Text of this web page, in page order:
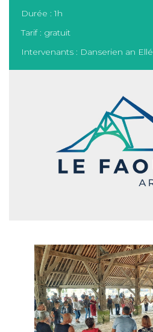
Durée : 1h
Tarif : gratuit
Intervenants : Danserien an Ellé